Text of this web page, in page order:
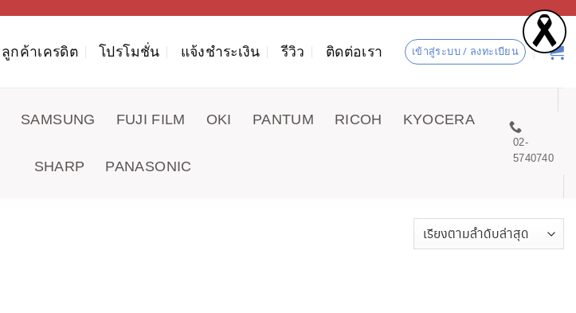
ลูกค้าเครดิต โปรโมชั่น แจ้งชำระเงิน รีวิว ติดต่อเรา เข้าสู่ระบบ / ลงทะเบียน
SAMSUNG FUJI FILM OKI PANTUM RICOH KYOCERA
SHARP PANASONIC
02-
5740740